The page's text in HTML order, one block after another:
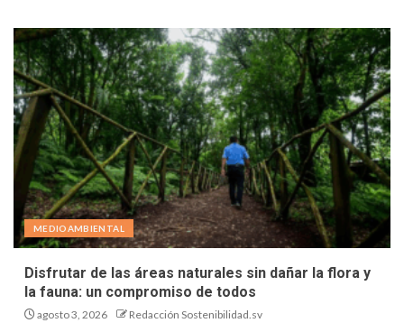
MEDIOAMBIENTAL
Disfrutar de las áreas naturales sin dañar la flora y
la fauna: un compromiso de todos
agosto 3, 2026 Redacción Sostenibilidad.sv